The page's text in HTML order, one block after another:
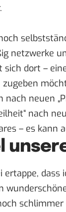
netzwerke
dort –
nach neuen
nach
– es kann
ertappe,